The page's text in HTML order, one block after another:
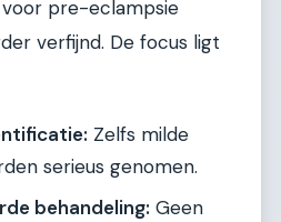
pre-eclampsie
verfijnd. De focus ligt
Zelfs milde
serieus genomen.
behandeling: Geen